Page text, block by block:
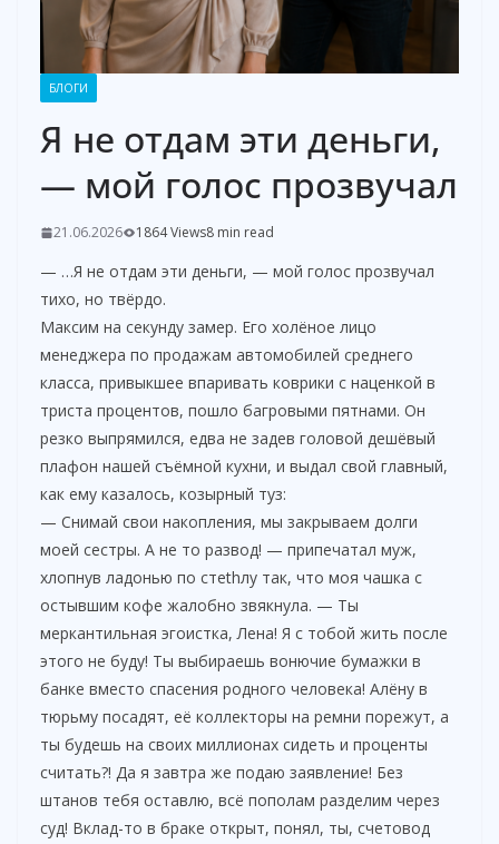
БЛОГИ
Я не отдам эти деньги,
— мой голос прозвучал
21.06.2026 1864 Views8 min read
— …Я не отдам эти деньги, — мой голос прозвучал
тихо, но твёрдо.
Максим на секунду замер. Его холёное лицо
менеджера по продажам автомобилей среднего
класса, привыкшее впаривать коврики с наценкой в
триста процентов, пошло багровыми пятнами. Он
резко выпрямился, едва не задев головой дешёвый
плафон нашей съёмной кухни, и выдал свой главный,
как ему казалось, козырный туз:
— Снимай свои накопления, мы закрываем долги
моей сестры. А не то развод! — припечатал муж,
хлопнув ладонью по стethлу так, что моя чашка с
остывшим кофе жалобно звякнула. — Ты
меркантильная эгоистка, Лена! Я с тобой жить после
этого не буду! Ты выбираешь вонючие бумажки в
банке вместо спасения родного человека! Алёну в
тюрьму посадят, её коллекторы на ремни порежут, а
ты будешь на своих миллионах сидеть и проценты
считать?! Да я завтра же подаю заявление! Без
штанов тебя оставлю, всё пополам разделим через
суд! Вклад-то в браке открыт, понял, ты, счетовод